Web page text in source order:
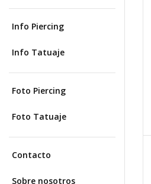
Info Piercing
Info Tatuaje
Foto Piercing
Foto Tatuaje
Contacto
Sobre nosotros